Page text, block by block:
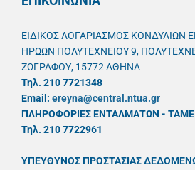
ΕΙΔΙΚΟΣ ΛΟΓΑΡΙΑΣΜΟΣ ΚΟΝΔΥΛΙΩΝ
ΗΡΩΩΝ ΠΟΛΥΤΕΧΝΕΙΟΥ 9,
ΖΩΓΡΑΦΟΥ, 15772 ΑΘΗΝΑ
Τηλ. 210 7721348
Email: ereyna@central.ntua.gr
ΠΛΗΡΟΦΟΡΙΕΣ ΕΝΤΑΛΜΑΤΩΝ -
Τηλ. 210 7722961
ΥΠΕΥΘYΝΟΣ ΠΡΟΣΤΑΣΙΑΣ